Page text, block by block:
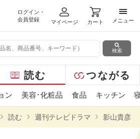
ログイン・
会員登録
マイページ カート
メニ
メニュー
検索
読む つながる
ン 美容･化粧品 食品 キッチン
読む 週刊テレビドラマ 影山貴彦さ